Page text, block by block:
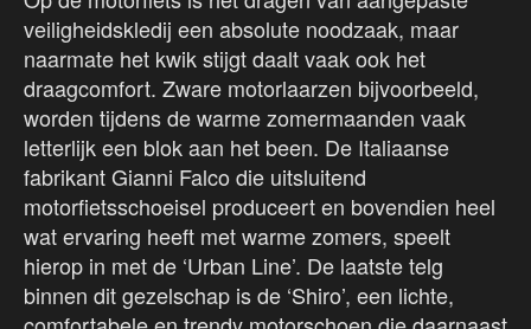
veiligheidskledij een absolute noodzaak, maar
naarmate het kwik stijgt daalt vaak ook het
draagcomfort. Zware motorlaarzen bijvoorbeeld,
worden tijdens de warme zomermaanden vaak
letterlijk een blok aan het been. De Italiaanse
fabrikant Gianni Falco die uitsluitend
motorfietsschoeisel produceert en bovendien heel
wat ervaring heeft met warme zomers, speelt
hierop in met de ‘Urban Line’. De laatste telg
binnen dit gezelschap is de ‘Shiro’, een lichte,